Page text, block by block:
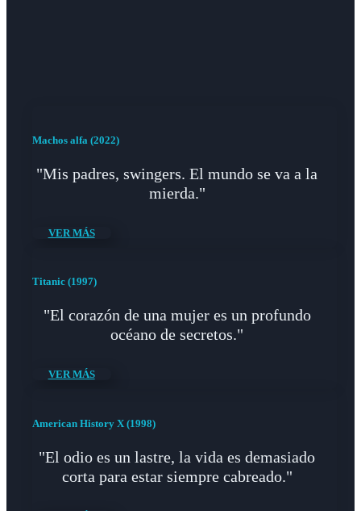
Machos alfa (2022)
"Mis padres, swingers. El mundo se va a la
mierda."
VER MÁS
Titanic (1997)
"El corazón de una mujer es un profundo
océano de secretos."
VER MÁS
American History X (1998)
"El odio es un lastre, la vida es demasiado
corta para estar siempre cabreado."